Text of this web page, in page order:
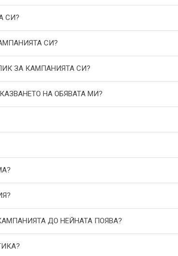
СИ?
СИ?
ЗА КАМПАНИЯТА СИ?
НА ОБЯВАТА МИ?
ДО НЕЙНАТА ПОЯВА?